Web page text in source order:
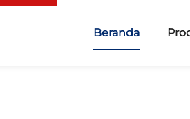
Beranda